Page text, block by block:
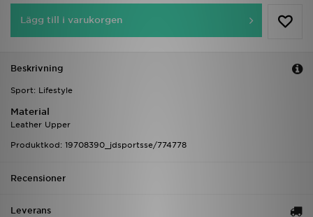
Lägg till i varukorgen
Beskrivning
Sport: Lifestyle
Material
Leather Upper
Produktkod: 19708390_jdsportsse/774778
Recensioner
Leverans